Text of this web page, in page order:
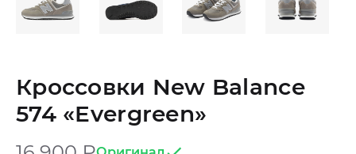
Кроссовки New Balance
574 «Evergreen»